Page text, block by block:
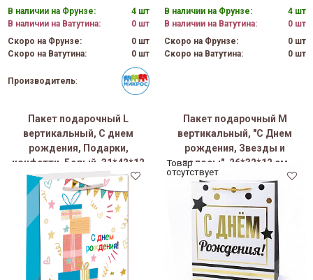
В наличии на Фрунзе:
4 шт
В наличии на Ватутина:
0 шт
Скоро на Фрунзе:
0 шт
Скоро на Ватутина:
0 шт
Производитель:
В наличии на Фрунзе:
4 шт
В наличии на Ватутина:
0 шт
Скоро на Фрунзе:
0 шт
Скоро на Ватутина:
0 шт
Пакет подарочный L
вертикальный, С днем
рождения, Подарки,
конфетти, Белый, 31*42*12
см (Д*В*Ш)
Пакет подарочный M
вертикальный, "С Днем
рождения, Звезды и
полосы", 26*32*12 см
(Д*В*Ш)
Товар
отсутствует